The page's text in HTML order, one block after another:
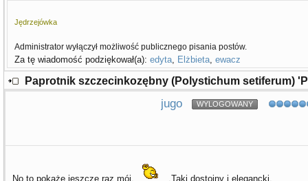
Jędrzejówka
Administrator wyłączył możliwość publicznego pisania postów.
Za tę wiadomość podziękował(a): edyta Elżbieta ewacz
Paprotnik szczecinkozębny (Polystichum setiferum)
jugo WYLOGOWANY
No to pokaże jeszcze raz mój. .Taki dostojny i elegancki.